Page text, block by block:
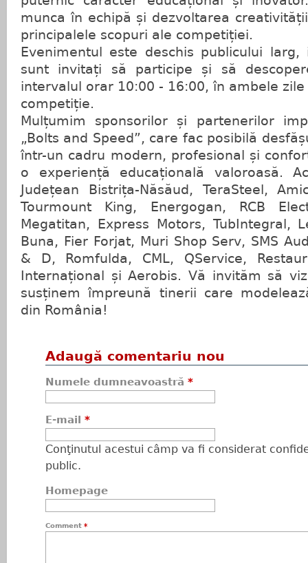
munca în echipă și dezvoltarea
principalele scopuri ale competiției.
Evenimentul este deschis publicului
sunt invitați să participe și să
intervalul orar 10:00 - 16:00, în ambele zile
competiție.
Mulțumim sponsorilor și partenerilor
„Bolts and Speed”, care fac posibilă
într-un cadru modern, profesional și
o experiență educațională valoroasă.
Județean Bistrița-Năsăud, TeraSteel,
Tourmount King, Energogan, RCB
Megatitan, Express Motors, TubIntegral,
Buna, Fier Forjat, Muri Shop Serv, SMS
& D, Romfulda, CML, QService,
Internațional și Aerobis. Vă invităm să
susținem împreună tinerii care
din România!
Adaugă comentariu nou
Numele dumneavoastră *
E-mail *
Conţinutul acestui câmp va fi considerat
public.
Homepage
Comment *